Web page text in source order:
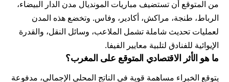
من المتوقع أن تستضيف مباريات المونديال مدن الدار البيضاء،
الرباط، طنجة، مراكش، أكادير، وفاس. وتخضع هذه المدن
لعمليات تحديث شاملة تشمل الملاعب، وسائل النقل، والقدرة
الإيوائية للفنادق لتلبية معايير الفيفا.
ما هو الأثر الاقتصادي المتوقع على المغرب؟
يتوقع الخبراء مساهمة قوية في الناتج المحلي الإجمالي، مدفوعة